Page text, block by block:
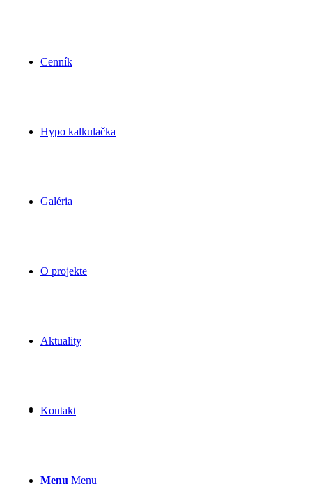
Cenník
Hypo kalkulačka
Galéria
O projekte
Aktuality
Kontakt
Menu Menu